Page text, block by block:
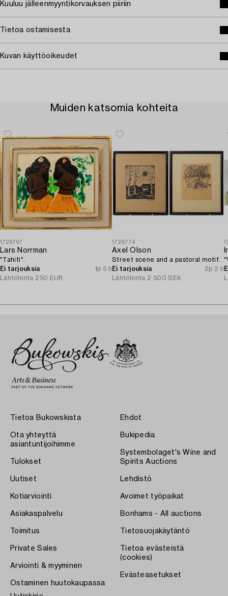
Kuuluu jälleenmyyntikorvauksen piiriin
Tietoa ostamisesta
Kuvan käyttöoikeudet
Muiden katsomia kohteita
1726767
Lars Norrman
"Tahiti".
Ei tarjouksia
1p 5 h
Lähtöhinta 250 EUR
1728774
Axel Olson
Street scene and a pastoral motif.
Ei tarjouksia
2p 2 h
Lähtöhinta 2 500 SEK
Tietoa Bukowskista
Ota yhteyttä
asiantuntijoihimme
Tulokset
Uutiset
Kotiarviointi
Asiakaspalvelu
Toimitus
Private Sales
Arviointi & myyminen
Ostaminen huutokaupassa
Ehdot
Bukipedia
Systembolaget's Wine and
Spirits Auctions
Lehdistö
Avoimet työpaikat
Bonhams - All auctions
Tietosuojakäytäntö
Tietoa evästeistä
(cookies)
Evästeasetukset